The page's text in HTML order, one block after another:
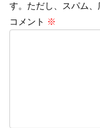
す。ただし、スパム、
コメント ※